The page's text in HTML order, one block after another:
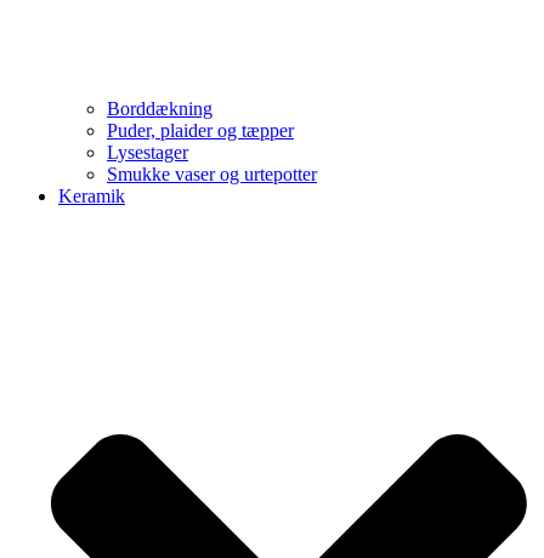
Borddækning
Puder, plaider og tæpper
Lysestager
Smukke vaser og urtepotter
Keramik